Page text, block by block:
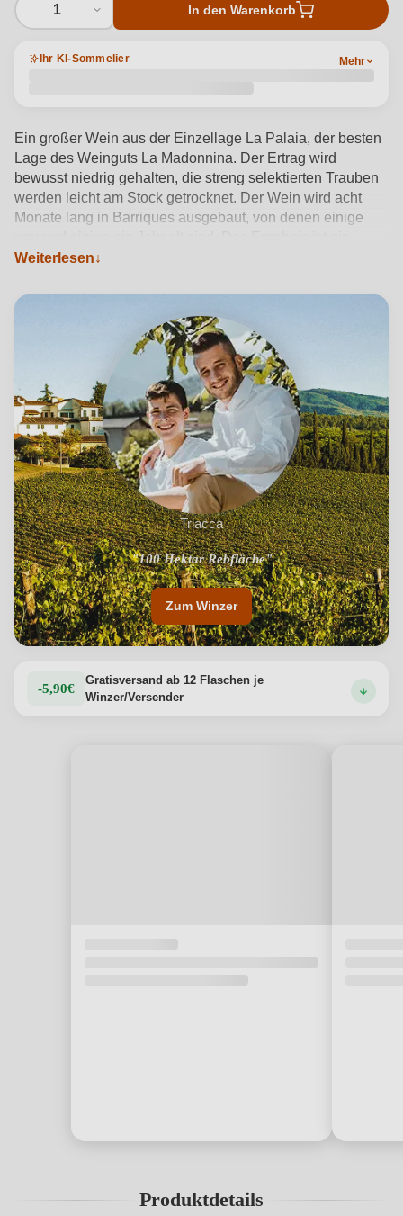
1 In den Warenkorb
Ihr KI-Sommelier Mehr
Ein großer Wein aus der Einzellage La Palaia, der besten
Lage des Weinguts La Madonnina. Der Ertrag wird
bewusst niedrig gehalten, die streng selektierten Trauben
werden leicht am Stock getrocknet. Der Wein wird acht
Monate lang in Barriques ausgebaut, von denen einige
opulenter, hochkonzentrierter Wein von großer
Chianti-Stil, der von einem gewissen Cabernet-Anteil und
der Verwendung von neuem Holz profitiert. Ein Wein mit
einer intensiven granatroten Farbe. Leichte Noten von
Lakritze, Nelken und Wacholder in der Nase. Vollmundig
und anhaltend.
Produktdetails anzeigen →
Weiterlesen
Triacca
"100 Hektar Rebfläche"
Zum Winzer
-5,90€
Gratisversand ab 12 Flaschen je
Winzer/Versender
Produktdetails